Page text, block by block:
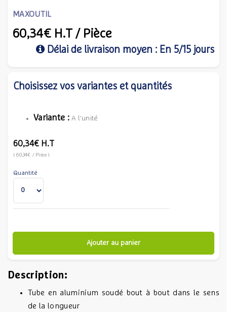
MAXOUTIL
60,34€ H.T / Pièce
Délai de livraison moyen : En 5/15 jours
Choisissez vos variantes et quantités
Variante :A l'unité
60,34€ H.T
(60,34€ / Pièce)
Quantité
Ajouter au panier
Description:
Tube en aluminium soudé bout à bout dans le sens
de la longueur